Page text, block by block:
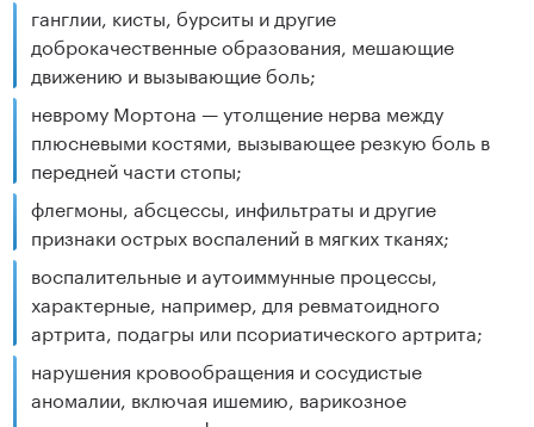
ганглии, кисты, бурситы и другие
доброкачественные образования, мешающие
движению и вызывающие боль;
неврому Мортона — утолщение нерва между
плюсневыми костями, вызывающее резкую боль в
передней части стопы;
флегмоны, абсцессы, инфильтраты и другие
признаки острых воспалений в мягких тканях;
воспалительные и аутоиммунные процессы,
характерные, например, для ревматоидного
артрита, подагры или псориатического артрита;
нарушения кровообращения и сосудистые
аномалии, включая ишемию, варикозное